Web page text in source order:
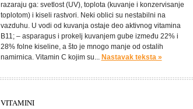
razaraju ga: svetlost (UV), toplota (kuvanje i konzervisanje
toplotom) i kiseli rastvori. Neki oblici su nestabilni na
vazduhu. U vodi od kuvanja ostaje deo aktivnog vitamina
B11; – asparagus i prokelj kuvanjem gube između 22% i
28% folne kiseline, a što je mnogo manje od ostalih
namirnica. Vitamin C kojim su... Nastavak teksta »
VITAMINI